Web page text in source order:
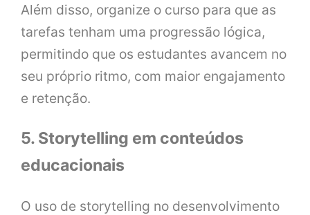
Além disso, organize o curso para que as
tarefas tenham uma progressão lógica,
permitindo que os estudantes avancem no
seu próprio ritmo, com maior engajamento
e retenção.
5. Storytelling em conteúdos
educacionais
O uso de storytelling no desenvolvimento